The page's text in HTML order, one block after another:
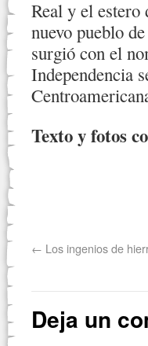
Real y el
nuevo pueblo
surgió con el
Independencia
Texto y fotos
← Los ingenios de
Deja un